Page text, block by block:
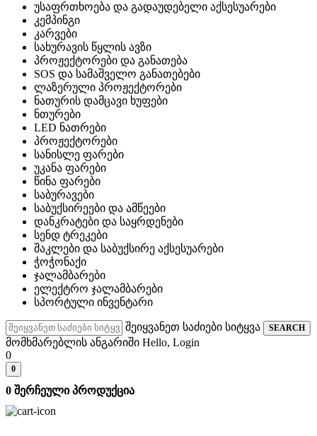
უსაფრთხოება და გადაუდებელი აქსესუარები
კემპინგი
კარვები
სახურავის წყლის ავზი
პროჟექტორები და განათება
SOS და სამაშველო განათებები
ლაზერული პროჟექტორები
ნათურის დამცავი ხუფები
ნთურები
LED ნათრები
პროჟექტორები
სანისლე ფარები
უკანა ფარები
წინა ფარები
საბურავები
საბუქსირეები და ამწეები
დანკრატები და საყრდენები
სენდ ტრეკები
შაკლები და საბუქსირე აქსესუარები
ჭოჭონაქი
ჯალამბარები
ელექტრო ჯალამბარები
სპორტული ინვენტარი
შეიყვანეთ საძიები სიტყვა SEARCH
მომხმარებლის ანგარიში Hello, Login
0
0
0 შერჩეული პროდუქცია